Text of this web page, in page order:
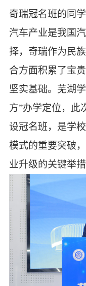
奇瑞冠名班的同
汽车产业是我国
择，奇瑞作为民
合方面积累了宝
坚实基础。芜湖
方”办学定位，此
设冠名班，是学
模式的重要突破
业升级的关键举措